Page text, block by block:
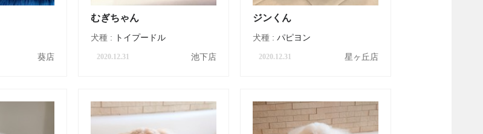
葵店
むぎちゃん
犬種 : トイプードル
2020.12.31 池下店
ジンくん
犬種 :パピヨン
2020.12.31 星ヶ丘店